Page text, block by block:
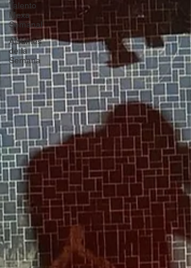
Talento
Mexa
Semanal
Álbumes
de la
Semana